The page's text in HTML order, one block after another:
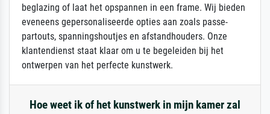
beglazing of laat het opspannen in een frame. Wij bieden
eveneens gepersonaliseerde opties aan zoals passe-
partouts, spanningshoutjes en afstandhouders. Onze
klantendienst staat klaar om u te begeleiden bij het
ontwerpen van het perfecte kunstwerk.
Hoe weet ik of het kunstwerk in mijn kamer zal